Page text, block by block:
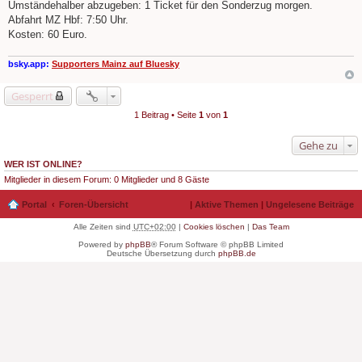
t
a
Umständehalber abzugeben: 1 Ticket für den Sonderzug morgen.
Abfahrt MZ Hbf: 7:50 Uhr.
Kosten: 60 Euro.
bsky.app: Supporters Mainz auf Bluesky
Gesperrt
1 Beitrag • Seite 1 von 1
Gehe zu
WER IST ONLINE?
Mitglieder in diesem Forum: 0 Mitglieder und 8 Gäste
Portal Foren-Übersicht | Aktive Themen | Ungelesene Beiträge
Alle Zeiten sind UTC+02:00| Cookies löschen | Das Team
Powered by phpBB® Forum Software © phpBB Limited
Deutsche Übersetzung durch phpBB.de